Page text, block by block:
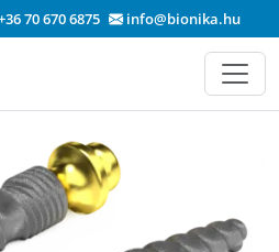
70 670 6875 info@bionika.hu